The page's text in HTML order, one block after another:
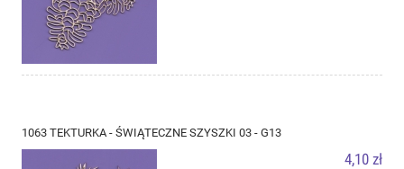
1063 TEKTURKA - ŚWIĄTECZNE SZYSZKI 03 - G13
4,10 zł